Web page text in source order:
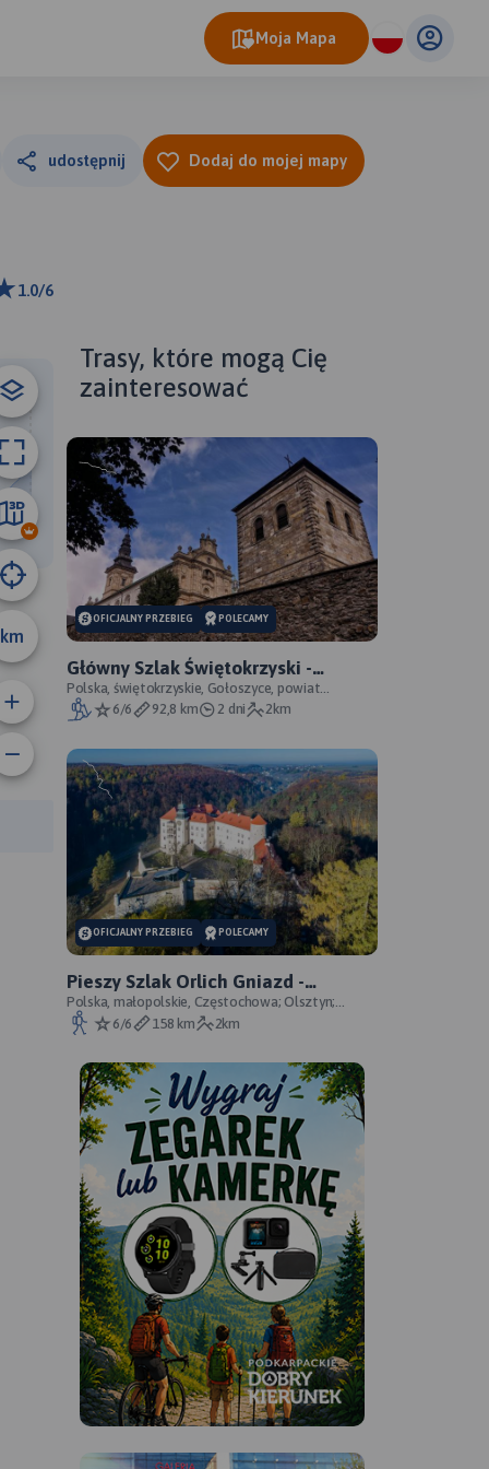
Moja Mapa
udostępnij Dodaj do mojej mapy
1.0/6
km
18 km
Trasy, które mogą Cię
zainteresować
OFICJALNY PRZEBIEG POLECAMY
Główny Szlak Świętokrzyski -
oficjalny przebieg
Polska, świętokrzyskie, Gołoszyce, powiat
opatowski
6/6 92,8 km 2 dni 2km
OFICJALNY PRZEBIEG POLECAMY
Pieszy Szlak Orlich Gniazd -
oficjalny przebieg szlaku
Polska, małopolskie, Częstochowa; Olsztyn;
Mirów; Bobolice; Morsko; Ogrodzieniec; Pilica;
Smoleń; By
6/6 158 km 2km